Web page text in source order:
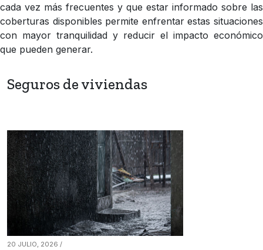
cada vez más frecuentes y que estar informado sobre las
coberturas disponibles permite enfrentar estas situaciones
con mayor tranquilidad y reducir el impacto económico
que pueden generar.
Seguros de viviendas
20 JULIO, 2026 /